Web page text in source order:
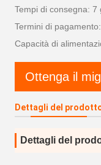
Tempi di consegna: 7
Termini di
Capacità di
Ottenga il
Dettagli del
Dettagli del